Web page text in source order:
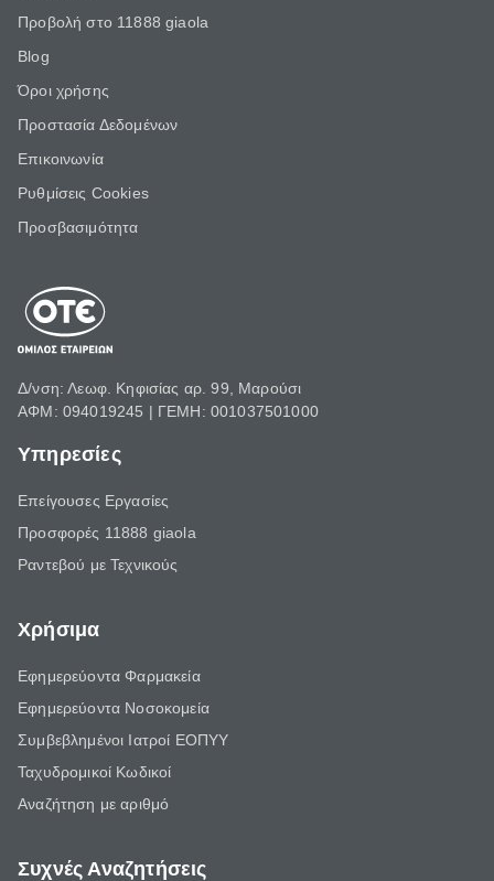
Προβολή στο 11888 giaola
Blog
Όροι χρήσης
Προστασία Δεδομένων
Επικοινωνία
Ρυθμίσεις Cookies
Προσβασιμότητα
Δ/νση: Λεωφ. Κηφισίας αρ. 99, Μαρούσι
ΑΦΜ: 094019245 | ΓΕΜΗ: 001037501000
Υπηρεσίες
Επείγουσες Εργασίες
Προσφορές 11888 giaola
Ραντεβού με Τεχνικούς
Χρήσιμα
Εφημερεύοντα Φαρμακεία
Εφημερεύοντα Νοσοκομεία
Συμβεβλημένοι Ιατροί ΕΟΠΥΥ
Ταχυδρομικοί Κωδικοί
Αναζήτηση με αριθμό
Συχνές Αναζητήσεις